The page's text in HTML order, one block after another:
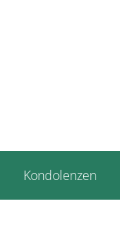
Kondolenzen